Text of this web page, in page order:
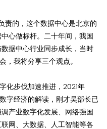
责的，这个数据中心是北京的
心做标杆。二十年间，我国
据中心行业同步成长，当时
，我将分享三个观点。
化步伐加速推进，2021年
字经济的解读，刚才吴部长已
产业数字化发展、网络强国
网、大数据、人工智能等各